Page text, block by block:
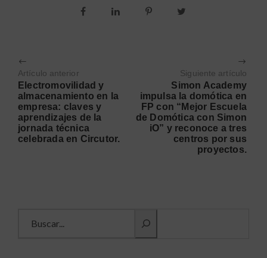
Artículo anterior
Electromovilidad y
almacenamiento en la
empresa: claves y
aprendizajes de la
jornada técnica
celebrada en Circutor.
Siguiente artículo
Simon Academy
impulsa la domótica en
FP con “Mejor Escuela
de Domótica con Simon
iO” y reconoce a tres
centros por sus
proyectos.